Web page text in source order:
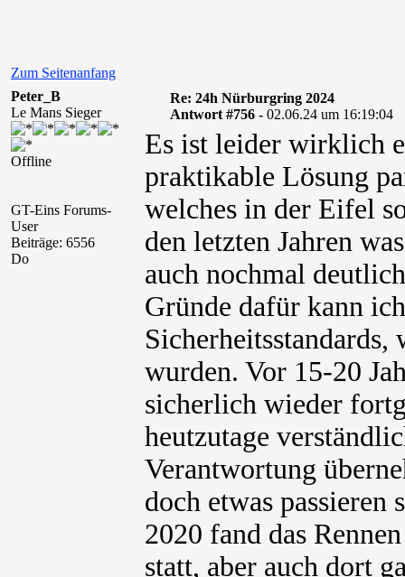
Zum Seitenanfang
Peter_B
Le Mans Sieger
Offline
GT-Eins Forums-
User
Beiträge: 6556
Do
Re: 24h Nürburgring 2024
Antwort #756 - 02.06.24 um 16:19:04
Es ist leider wirklich
praktikable Lösung
welches in der Eifel
den letzten Jahren
auch nochmal
Gründe dafür kann
wurden. Vor 15-20
sicherlich wieder
heutzutage
Verantwortung
doch etwas passieren
2020 fand das
statt, aber auch dort